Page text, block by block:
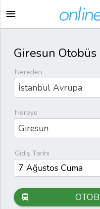
menu
Giresun
Nereden
İstanbul Avrupa
Nereye
Giresun
Gidiş Tarihi
directions_bus